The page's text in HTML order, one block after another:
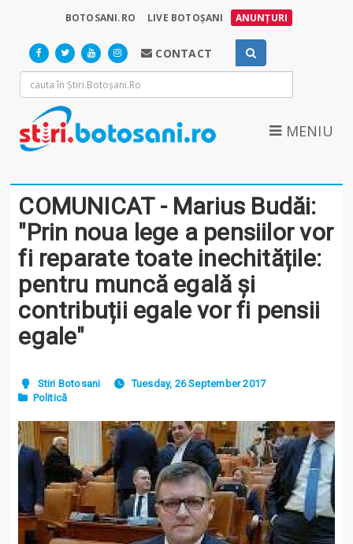
BOTOSANI.RO LIVE BOTOȘANI ANUNȚURI
CONTACT
MENIU
COMUNICAT - Marius Budăi:
"Prin noua lege a pensiilor vor
fi reparate toate inechitățile:
pentru muncă egală și
contribuții egale vor fi pensii
egale"
Stiri Botosani
Tuesday, 26 September 2017
Politică